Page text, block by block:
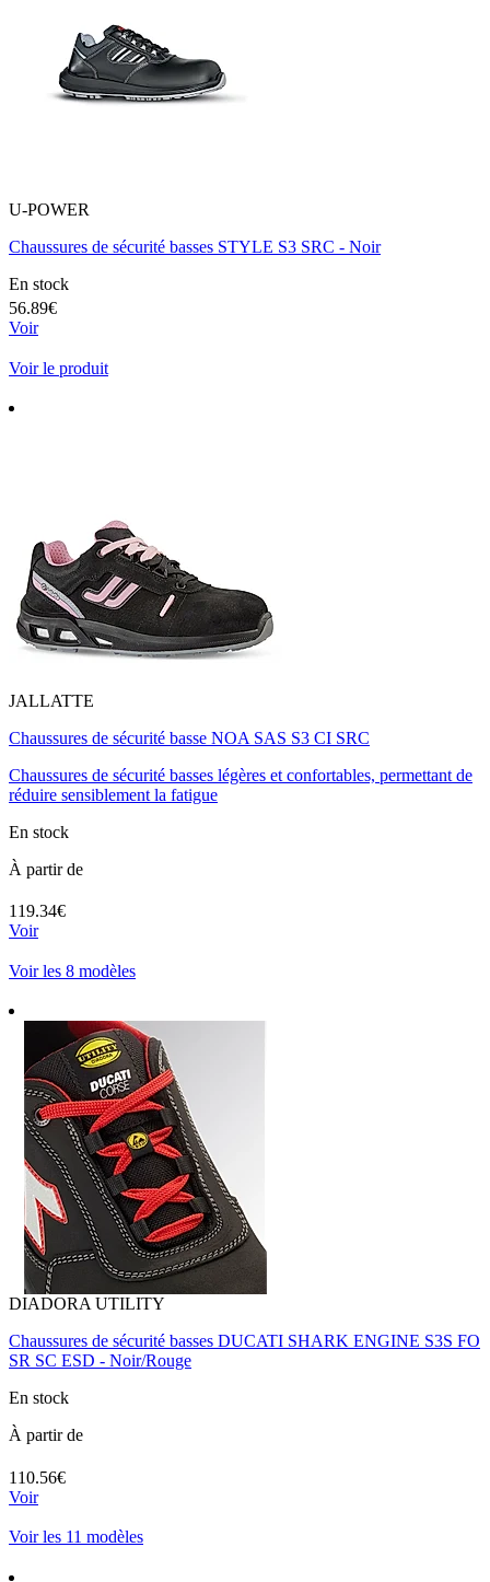
U-POWER
Chaussures de sécurité basses STYLE S3 SRC - Noir
En stock
56.89€
Voir
Voir le produit
JALLATTE
Chaussures de sécurité basse NOA SAS S3 CI SRC
Chaussures de sécurité basses légères et confortables, permettant de
réduire sensiblement la fatigue
En stock
À partir de
119.34€
Voir
Voir les 8 modèles
DIADORA UTILITY
Chaussures de sécurité basses DUCATI SHARK ENGINE S3S FO
SR SC ESD - Noir/Rouge
En stock
À partir de
110.56€
Voir
Voir les 11 modèles